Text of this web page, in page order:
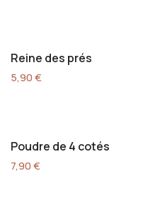
Reine des prés
5,90€
Poudre de 4 cotés
7,90€